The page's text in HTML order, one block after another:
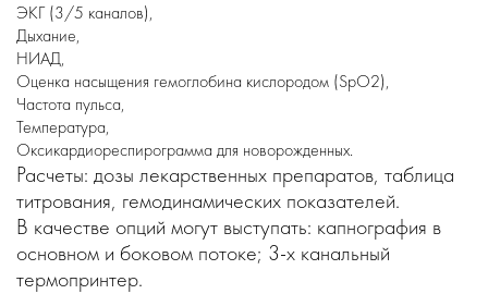
ЭКГ (3/5 каналов),
Дыхание,
НИАД,
Оценка насыщения гемоглобина кислородом (SpO2),
Частота пульса,
Температура,
Оксикардиореспирограмма для новорожденных.
Расчеты: дозы лекарственных препаратов, таблица
титрования, гемодинамических показателей.
В качестве опций могут выступать: капнография в
основном и боковом потоке; 3-х канальный
термопринтер.